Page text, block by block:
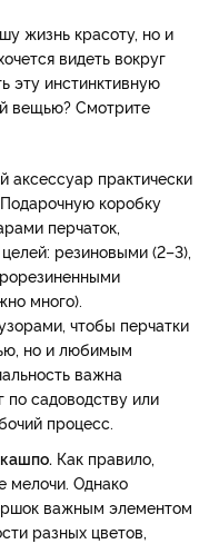
жизнь красоту, но и
видеть вокруг
эту инстинктивную
вещью? Смотрите
практически
коробку
перчаток,
резиновыми (2–3),
много).
чтобы перчатки
но и любимым
важна
садоводству или
процесс.
Как правило,
мелочи. Однако
важным элементом
разных цветов,